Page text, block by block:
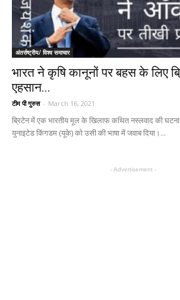
अंतर्राष्ट्रीय/ विश्व समाचार
भारत ने कृषि कानूनों पर बहस के लिए
एहसान...
टीम पी गुरुस - March 16, 2021
ब्रिटेन में एक भारतीय मूल के खिलाफ कथित नस्लवाद की
युनाइटेड किंगडम (यूके) को उसी की भाषा में जवाब दिया।...
- Advertisement -